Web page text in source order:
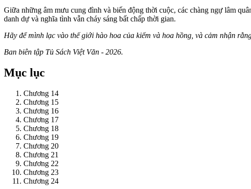
Giữa những âm mưu cung đình và biến động thời cuộc, các chàng ngự lâm
danh dự và nghĩa tình vẫn cháy sáng bất chấp thời gian.
Hãy để mình lạc vào thế giới hào hoa của kiếm và hoa hồng, và cảm nhận
Ban biên tập Tủ Sách Việt Văn - 2026.
Mục lục
Chương 14
Chương 15
Chương 16
Chương 17
Chương 18
Chương 19
Chương 20
Chương 21
Chương 22
Chương 23
Chương 24